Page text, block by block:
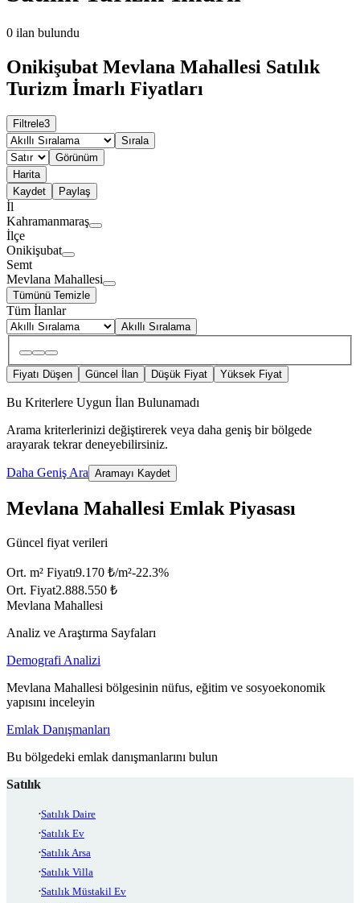
0 ilan bulundu
Onikişubat Mevlana Mahallesi Satılık
Turizm İmarlı Fiyatları
Filtrele3
Sırala
Görünüm
Harita
Kaydet
Paylaş
İl
Kahramanmaraş
İlçe
Onikişubat
Semt
Mevlana Mahallesi
Tümünü Temizle
Tüm İlanlar
Akıllı Sıralama
Fiyatı Düşen Güncel İlan Düşük Fiyat Yüksek Fiyat
Bu Kriterlere Uygun İlan Bulunamadı
Arama kriterlerinizi değiştirerek veya daha geniş bir bölgede
arayarak tekrar deneyebilirsiniz.
Daha Geniş Ara Aramayı Kaydet
Mevlana Mahallesi Emlak Piyasası
Güncel fiyat verileri
Ort. m² Fiyatı9.170 ₺/m²-22.3%
Ort. Fiyat2.888.550 ₺
Mevlana Mahallesi
Analiz ve Araştırma Sayfaları
Demografi Analizi
Mevlana Mahallesi bölgesinin nüfus, eğitim ve sosyoekonomik
yapısını inceleyin
Emlak Danışmanları
Bu bölgedeki emlak danışmanlarını bulun
Satılık
Satılık Daire
Satılık Ev
Satılık Arsa
Satılık Villa
Satılık Müstakil Ev